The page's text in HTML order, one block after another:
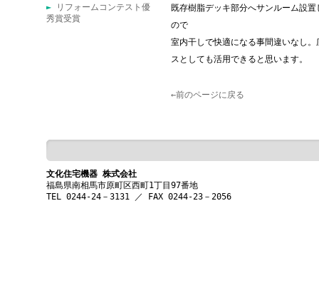
►
リフォームコンテスト優
秀賞受賞
既存樹脂デッキ部分へサンルーム設
ので
室内干しで快適になる事間違いなし
スとしても活用できると思います。
←前のページに戻る
文化住宅機器 株式会社
福島県南相馬市原町区西町1丁目97番地
TEL 0244-24－3131 ／ FAX 0244-23－2056